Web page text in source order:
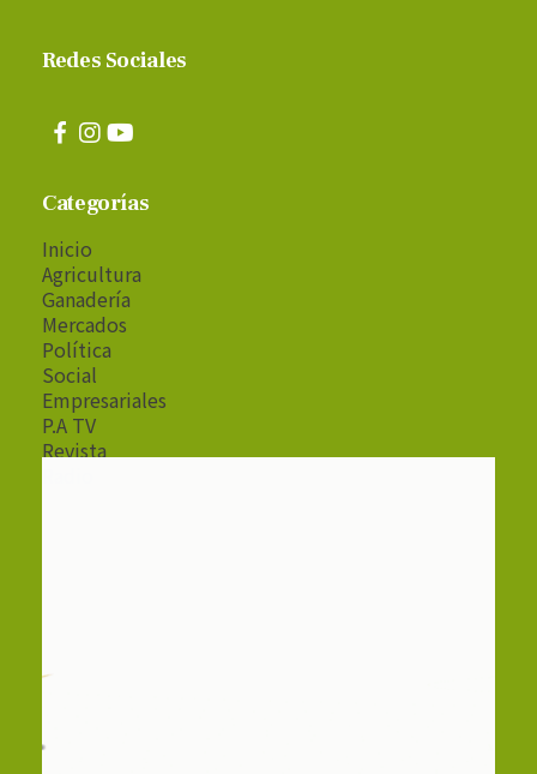
Redes Sociales
Categorías
Inicio
Agricultura
Ganadería
Mercados
Política
Social
Empresariales
P.A TV
Revista